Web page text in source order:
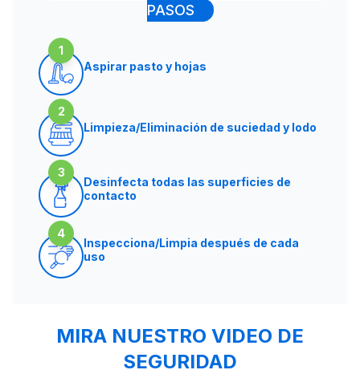
PASOS
1
Aspirar pasto y hojas
2
Limpieza/Eliminación de suciedad y lodo
3
Desinfecta todas las superficies de
contacto
4
Inspecciona/Limpia después de cada
uso
MIRA NUESTRO VIDEO DE
SEGURIDAD